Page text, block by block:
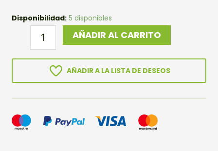
Disponibilidad: 5 disponibles
PLANTON
BURGERIANO
AÑADIR AL CARRITO
AÑADIR A LA LISTA DE DESEOS